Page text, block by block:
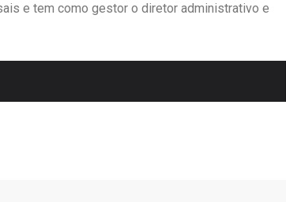
e tem como gestor o diretor administrativo e